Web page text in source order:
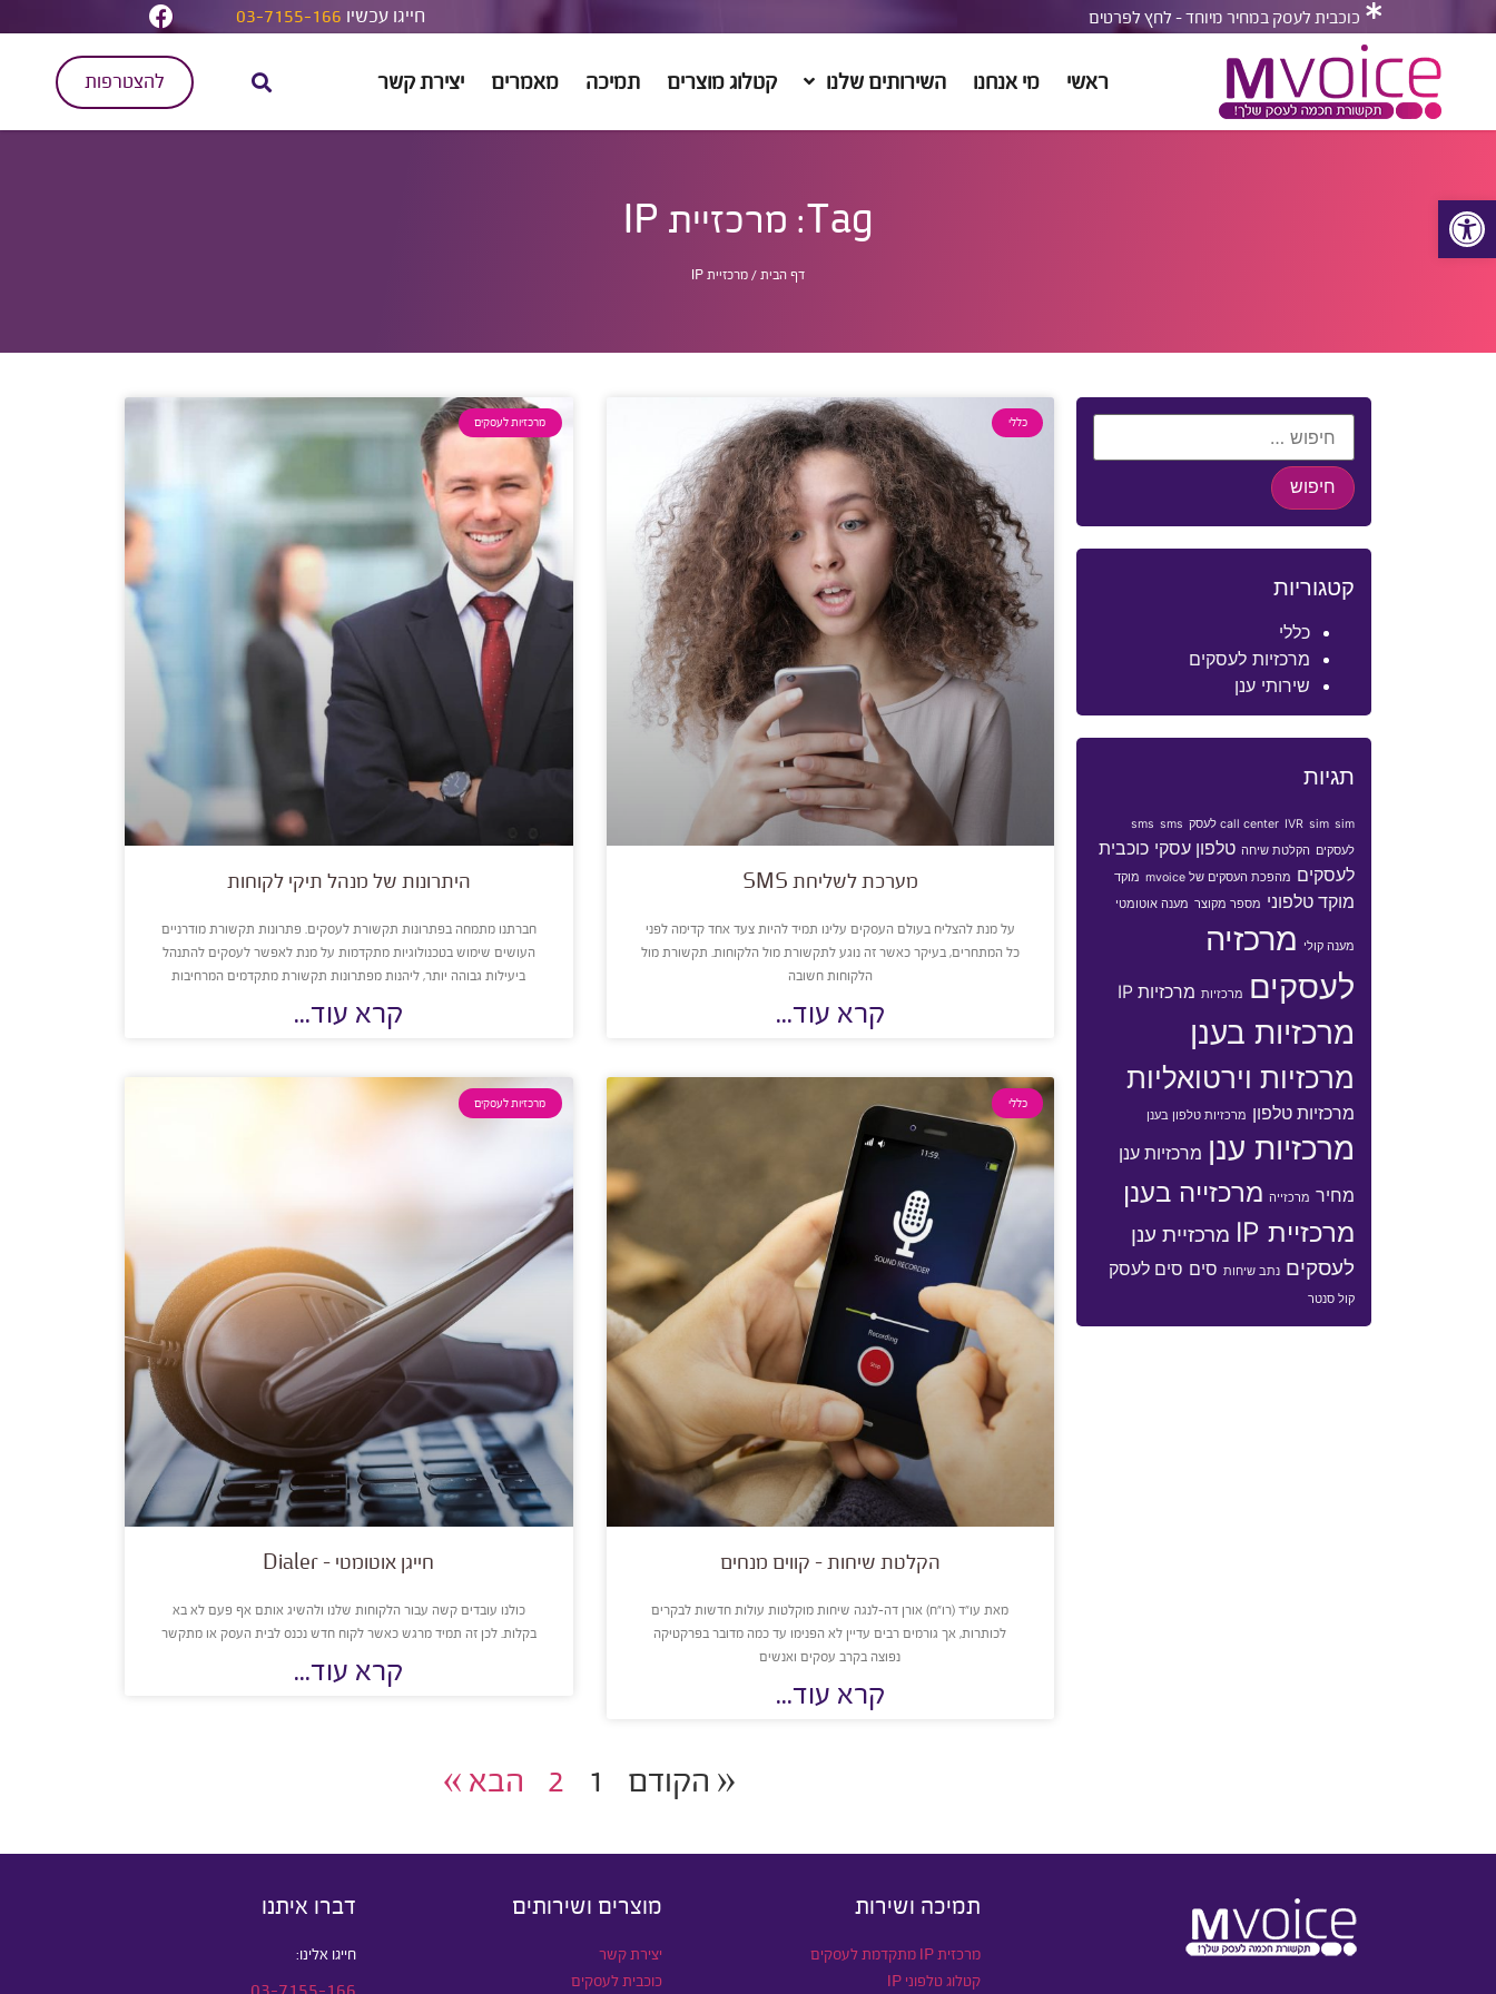
פתח סרגל נגישות
כוכבית לעסק במחיר מיוחד - לחץ לפרטים חייגו עכשיו 03-7155-166
ראשי מי אנחנו השירותים שלנו קטלוג מוצרים תמיכה מאמרים יצירת קשר להצטרפות
Tag: מרכזיית IP
דף הבית / מרכזיית IP
קטגוריות
כללי
מרכזיות לעסקים
שירותי ענן
תגיות
call center IVR sim sim לעסק sms sms
לעסקים הקלטת שיחה טלפון עסקי כוכבית
לעסקים מהפכת העסקים של mvoice מוקד
מוקד טלפוני מספר מקוצר מענה אוטומטי
מענה קולי
מרכזיה
לעסקים
מרכזיות מרכזיות IP
מרכזיות בענן
מרכזיות וירטואליות
מרכזיות טלפון מרכזיות טלפון בענן
מרכזיות ענן מרכזיות ענן
מחיר מרכזייה מרכזייה בענן
מרכזיית IP
מרכזיית ענן
לעסקים נתב שיחות סים סים לעסק
קול סנטר
כללי
מערכת לשליחת SMS
על מנת להצליח בעולם העסקים עלינו תמיד להיות צעד אחד קדימה לפני
כל המתחרים, בעיקר כאשר זה נוגע לתקשורת מול הלקוחות. תקשורת מול
הלקוחות חשובה
קרא עוד...
מרכזיות לעסקים
היתרונות של מנהל תיקי לקוחות
חברתנו מתמחה בפתרונות תקשורת לעסקים. פתרונות תקשורת מודרניים
העושים שימוש בטכנולוגיות מתקדמות על מנת לאפשר לעסקים להתנהל
ביעילות גבוהה יותר, ליהנות מפתרונות תקשורת מתקדמים המרחיבות
קרא עוד...
כללי
הקלטת שיחות – קווים מנחים
מאת עו״ד (רו״ח) אורן דה-לנגה שיחות מוקלטות עולות חדשות לבקרים
לכותרות, אך גורמים רבים עדיין לא הפנימו עד כמה מדובר בפרקטיקה
נפוצה בקרב עסקים ואנשים
קרא עוד...
מרכזיות לעסקים
חייגן אוטומטי – Dialer
כולנו עובדים קשה עבור הלקוחות שלנו ולהשיג אותם אף פעם לא בא
בקלות. לכן זה תמיד מרגש כאשר לקוח חדש נכנס לבית העסק או מתקשר
קרא עוד...
« הקודם 1
2 הבא »
תמיכה ושירות
מרכזית IP מתקדמת לעסקים
קטלוג טלפוני IP
מוצרים ושירותים
יצירת קשר
כוכבית לעסקים
דברו איתנו
חייגו אלינו: